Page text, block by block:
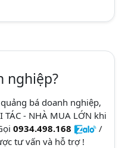
nghiệp?
bá doanh nghiệp,
- NHÀ MUA LỚN khi
0934.498.168
/
tư vấn và hỗ trợ !